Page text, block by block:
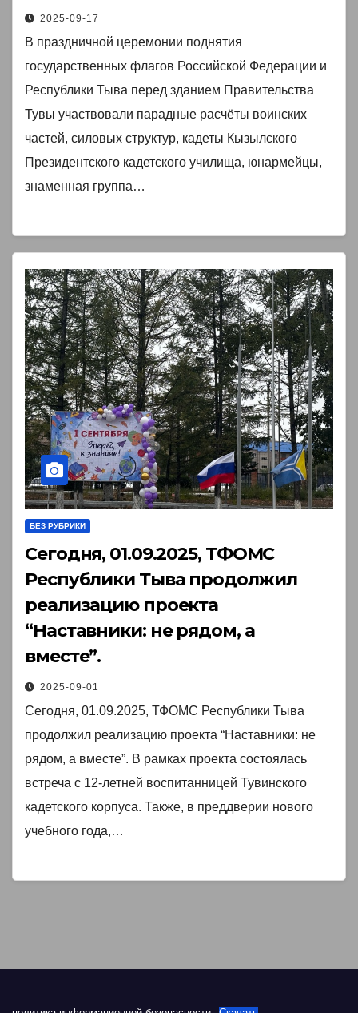
2025-09-17
В праздничной церемонии поднятия
государственных флагов Российской Федерации и
Республики Тыва перед зданием Правительства
Тувы участвовали парадные расчёты воинских
частей, силовых структур, кадеты Кызылского
Президентского кадетского училища, юнармейцы,
знаменная группа…
БЕЗ РУБРИКИ
Сегодня, 01.09.2025, ТФОМС
Республики Тыва продолжил
реализацию проекта
“Наставники: не рядом, а
вместе”.
2025-09-01
Сегодня, 01.09.2025, ТФОМС Республики Тыва
продолжил реализацию проекта “Наставники: не
рядом, а вместе”. В рамках проекта состоялась
встреча с 12-летней воспитанницей Тувинского
кадетского корпуса. Также, в преддверии нового
учебного года,…